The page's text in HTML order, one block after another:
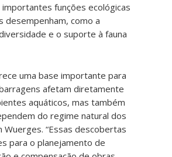
funções ecológicas
desempenham, como a
e o suporte à fauna
uma base importante para
afetam diretamente
aquáticos, mas também
do regime natural dos
Wuerges. “Essas descobertas
para o planejamento de